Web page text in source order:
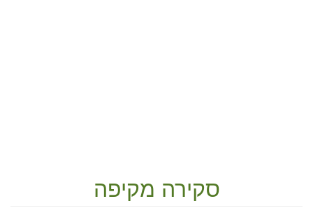
סקירה מקיפה